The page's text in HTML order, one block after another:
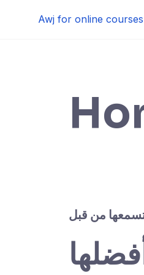
Awj for online courses
من قبل